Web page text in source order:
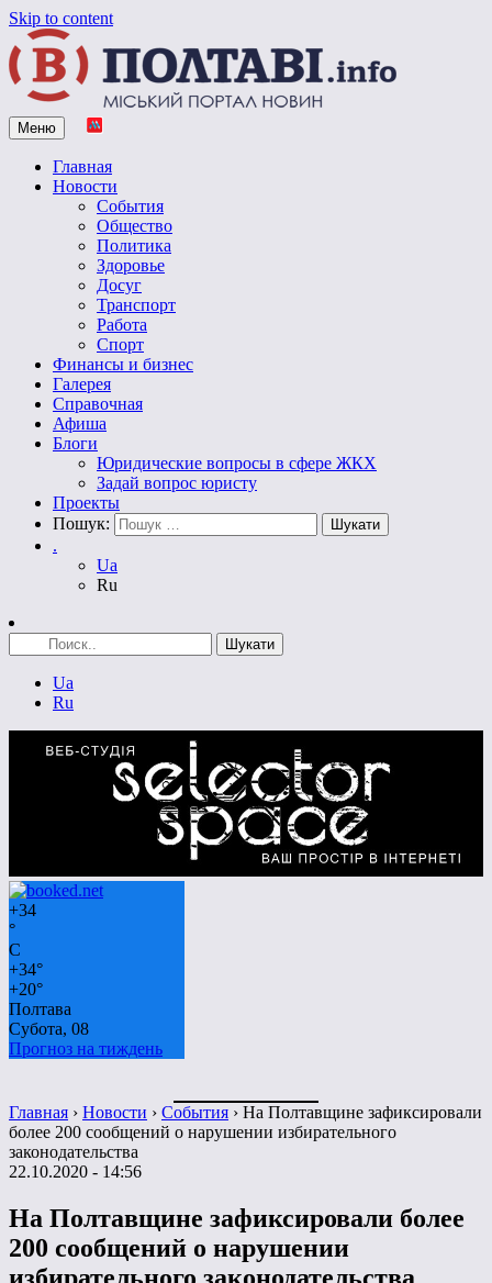
Skip to content
Vpoltave.info
Полтавский портал новостей
Меню
Главная
Новости
События
Общество
Политика
Здоровье
Досуг
Транспорт
Работа
Спорт
Финансы и бизнес
Галерея
Справочная
Афиша
Блоги
Юридические вопросы в сфере ЖКХ
Задай вопрос юристу
Проекты
Пошук:
.
Ua
Ru
Ua
Ru
+34
°
C
+34°
+20°
Полтава
Субота, 08
Прогноз на тиждень
Главная › Новости › События › На Полтавщине зафиксировали
более 200 сообщений о нарушении избирательного
законодательства
22.10.2020 - 14:56
На Полтавщине зафиксировали более
200 сообщений о нарушении
избирательного законодательства